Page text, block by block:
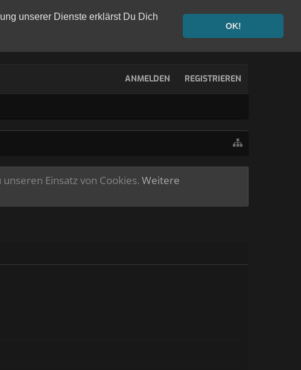
unserer Dienste erklärst Du Dich
OK!
ANMELDEN REGISTRIEREN
Einsatz von Cookies. Weitere